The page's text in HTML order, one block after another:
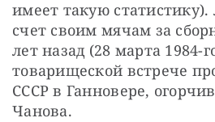
имеет такую
счет своим мячам за
лет назад (28 марта 1984-
товарищеской встрече
СССР в Ганновере,
Чанова.